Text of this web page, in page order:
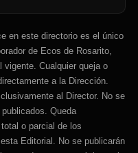
en este directorio es el único
de Ecos de Rosarito,
vigente. Cualquier queja o
a la Dirección.
al Director. No se
Queda
o parcial de los
Editorial. No se publicarán